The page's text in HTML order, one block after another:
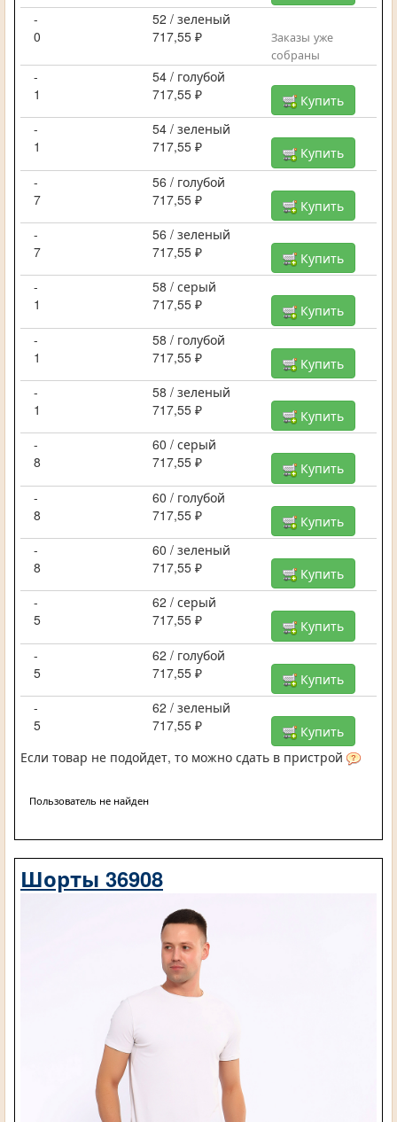
-
52 / зеленый
0
717,55 ₽
Заказы уже
собраны
-
54 / голубой
1
717,55 ₽
Купить
-
54 / зеленый
1
717,55 ₽
Купить
-
56 / голубой
7
717,55 ₽
Купить
-
56 / зеленый
7
717,55 ₽
Купить
-
58 / серый
1
717,55 ₽
Купить
-
58 / голубой
1
717,55 ₽
Купить
-
58 / зеленый
1
717,55 ₽
Купить
-
60 / серый
8
717,55 ₽
Купить
-
60 / голубой
8
717,55 ₽
Купить
-
60 / зеленый
8
717,55 ₽
Купить
-
62 / серый
5
717,55 ₽
Купить
-
62 / голубой
5
717,55 ₽
Купить
-
62 / зеленый
5
717,55 ₽
Купить
Если товар не подойдет, то можно сдать в пристрой
Пользователь не найден
Шорты 36908